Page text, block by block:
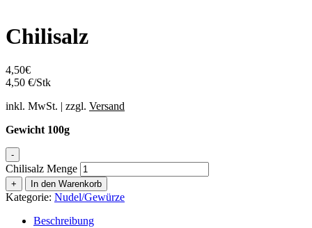
Chilisalz
4,50€
4,50 €/Stk
inkl. MwSt. | zzgl. Versand
Gewicht 100g
-
Chilisalz Menge
+ In den Warenkorb
Kategorie: Nudel/Gewürze
Beschreibung